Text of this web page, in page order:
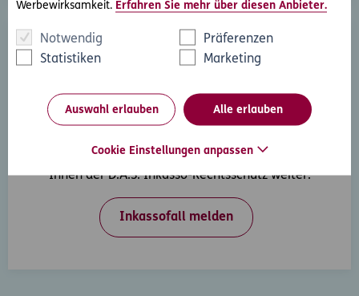
Werbewirksamkeit. Erfahren Sie mehr über diesen Anbieter.
Notwendig
Präferenzen
Statistiken
Marketing
Auswahl erlauben Alle erlauben
Cookie Einstellungen anpassen
Wenn Ihre Kunden in Zahlungsverzug geraten, hilft
Ihnen der D.A.S. Inkasso-Rechtsschutz weiter.
Inkassofall melden